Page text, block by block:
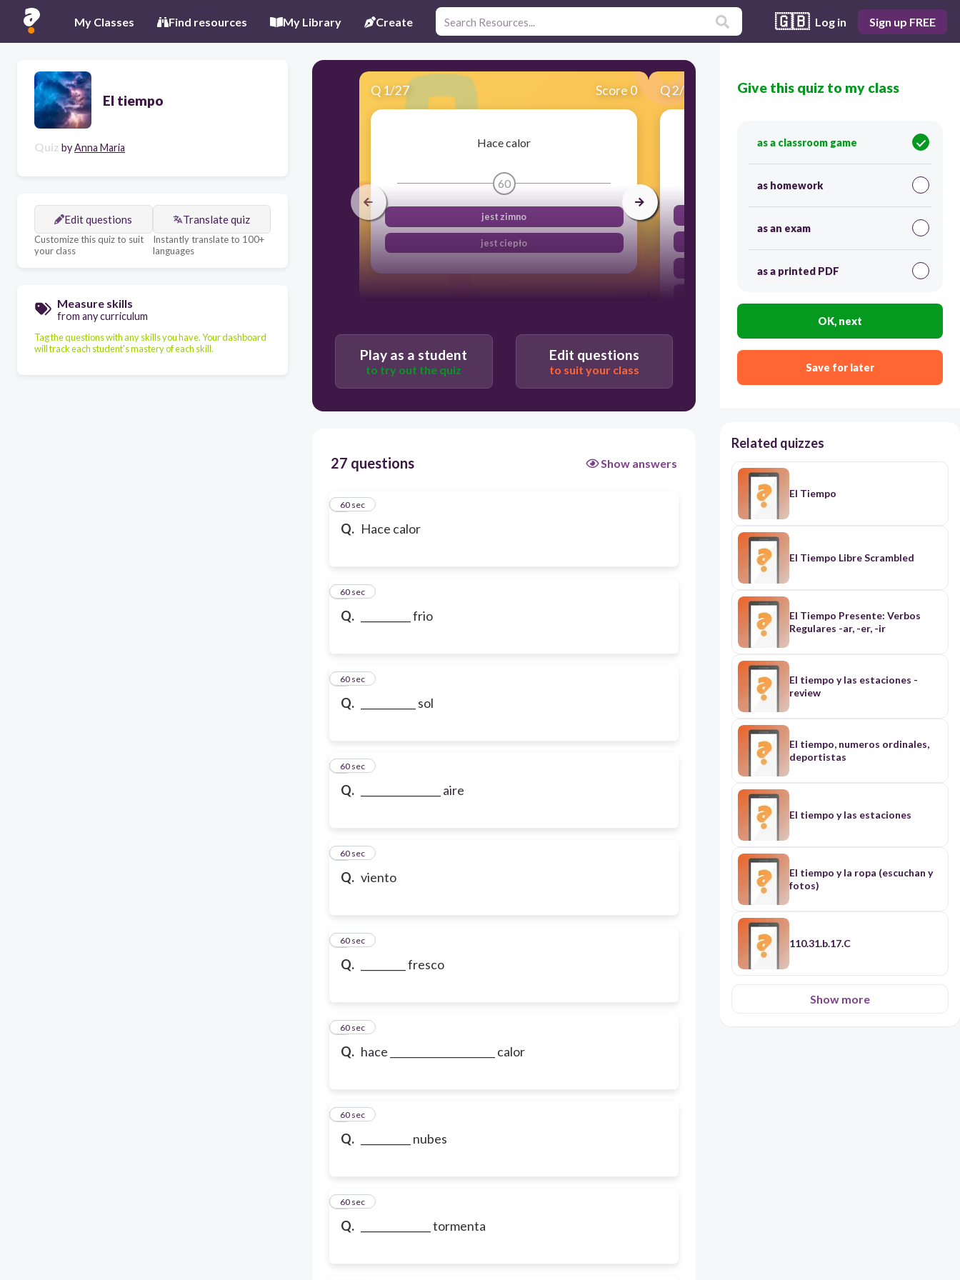
My Classes Find resources My Library Create 🇬🇧 Log in Sign up FREE
El tiempo
Quiz byAnna Maria
Edit questions
Customize this quiz to suit
your class
Translate quiz
Instantly translate to 100+
languages
Measure skills
from any curriculum
Tag the questions with any skills you have. Your dashboard
will track each student's mastery of each skill.
Q 1/27 Score 0
Hace calor
60
jest zimno
jest ciepło
Q2/27 Score 0
__________ frio
60
hay
Play as a student
to try out the quiz
Edit questions
to suit your class
27 questions Show answers
Q. Hace calor
160 sec
Q. __________ frio
260 sec
Q. ___________ sol
360 sec
Q. ________________ aire
460 sec
Q. viento
560 sec
Q. _________ fresco
660 sec
Q. hace _____________________ calor
760 sec
Q. __________ nubes
860 sec
Q. ______________ tormenta
960 sec
Give this quiz to my class
as a classroom game
as homework
as an exam
as a printed PDF
OK, next
Save for later
Related quizzes
El Tiempo
El Tiempo Libre Scrambled
El Tiempo Presente: Verbos
Regulares -ar, -er, -ir
El tiempo y las estaciones -
review
El tiempo, numeros ordinales,
deportistas
El tiempo y las estaciones
El tiempo y la ropa (escuchan y
fotos)
110.31.b.17.C
Show more